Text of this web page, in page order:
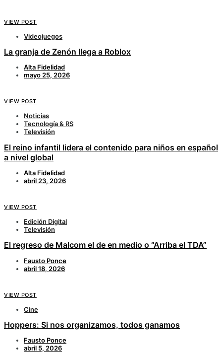
VIEW POST
Videojuegos
La granja de Zenón llega a Roblox
Alta Fidelidad
mayo 25, 2026
VIEW POST
Noticias
Tecnología & RS
Televisión
El reino infantil lidera el contenido para niños en español
a nivel global
Alta Fidelidad
abril 23, 2026
VIEW POST
Edición Digital
Televisión
El regreso de Malcom el de en medio o “Arriba el TDA”
Fausto Ponce
abril 18, 2026
VIEW POST
Cine
Hoppers: Si nos organizamos, todos ganamos
Fausto Ponce
abril 5, 2026